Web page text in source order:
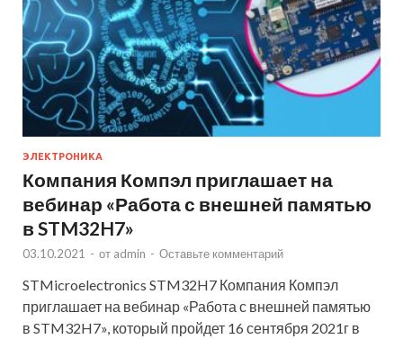
ЭЛЕКТРОНИКА
Компания Компэл приглашает на
вебинар «Работа с внешней памятью
в STM32H7»
03.10.2021 - от admin - Оставьте комментарий
STMicroelectronics STM32H7 Компания Компэл
приглашает на вебинар «Работа с внешней памятью
в STM32H7», который пройдет 16 сентября 2021г в